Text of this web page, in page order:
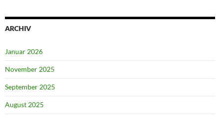
ARCHIV
Januar 2026
November 2025
September 2025
August 2025